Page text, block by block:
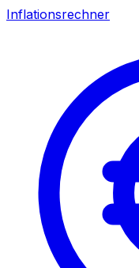
Inflationsrechner